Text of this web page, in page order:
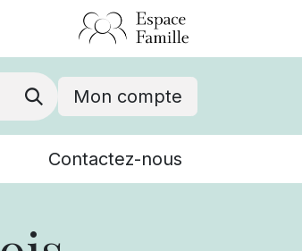
Mon compte
Événements
Contactez-nous